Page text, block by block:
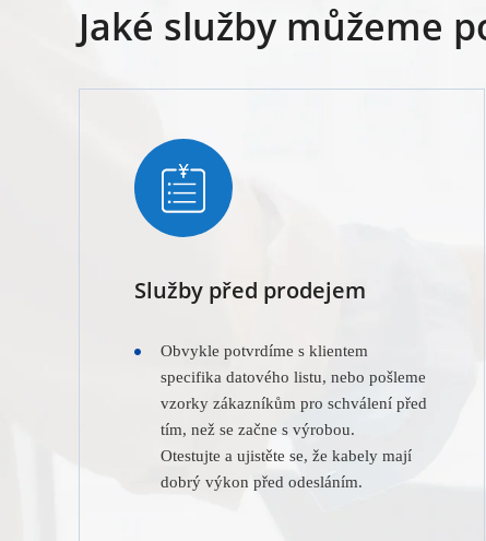
Jaké služby můžeme
Služby před prodejem
Obvykle potvrdíme s klientem
specifika datového listu, nebo pošleme
vzorky zákazníkům pro schválení před
tím, než se začne s výrobou.
Otestujte a ujistěte se, že kabely mají
dobrý výkon před odesláním.